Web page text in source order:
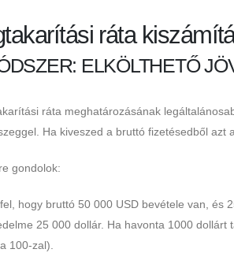
ráta
ELKÖLTHETŐ
ráta meghatározásának
Ha kiveszed a bruttó fizetésedből azt
gondolok:
hogy bruttó 50 000 USD bevétele van, és
25 000 dollár. Ha havonta 1000
100-zal).